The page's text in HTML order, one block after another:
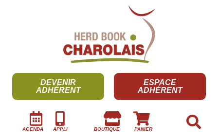
DEVENIR
ADHÉRENT
ESPACE
ADHÉRENT
AGENDA APPLI BOUTIQUE PANIER